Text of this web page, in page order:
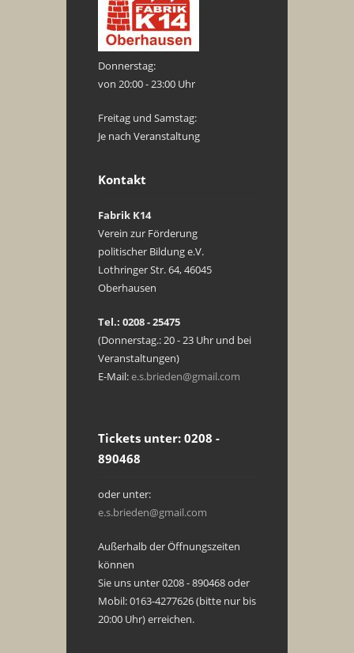
Donnerstag:
von 20:00 - 23:00 Uhr
Freitag und Samstag:
Je nach Veranstaltung
Kontakt
Fabrik K14
Verein zur Förderung
politischer Bildung e.V.
Lothringer Str. 64, 46045
Oberhausen
Tel.: 0208 - 25475
(Donnerstag.: 20 - 23 Uhr und bei
Veranstaltungen)
E-Mail:e.s.brieden@gmail.com
Tickets unter: 0208 -
890468
oder unter:
e.s.brieden@gmail.com
Außerhalb der Öffnungszeiten
können
Sie uns unter 0208 - 890468 oder
Mobil: 0163-4277626 (bitte nur bis
20:00 Uhr) erreichen.